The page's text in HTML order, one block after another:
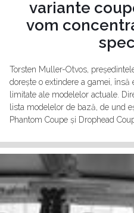
variante
vom
Torsten Muller-Otvos,
dorește o extindere a gamei, însă
limitate ale modelelor actuale.
lista modelelor de bază, de und
Phantom Coupe și Drophead